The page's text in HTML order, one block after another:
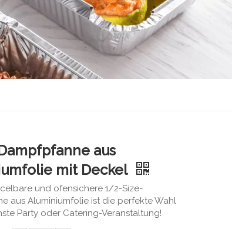
aus
mit Deckel
und ofensichere 1/2-Size-
aus Aluminiumfolie ist die perfekte Wahl
Party oder Catering-Veranstaltung!